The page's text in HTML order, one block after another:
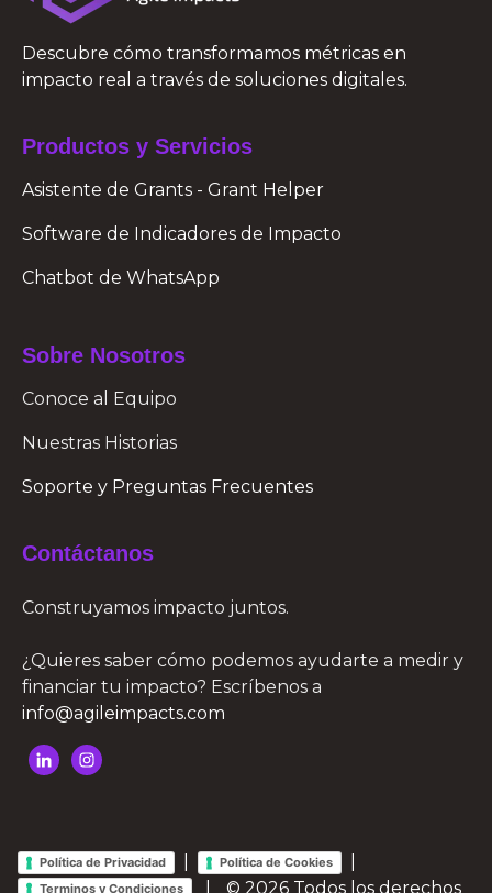
Descubre cómo transformamos métricas en
impacto real a través de soluciones digitales.
Productos y Servicios
Asistente de Grants - Grant Helper
Software de Indicadores de Impacto
Chatbot de WhatsApp
Sobre Nosotros
Conoce al Equipo
Nuestras Historias
Soporte y Preguntas Frecuentes
Contáctanos
Construyamos impacto juntos.
¿Quieres saber cómo podemos ayudarte a medir y
financiar tu impacto? Escríbenos a
info@agileimpacts.com
Política de Privacidad Política de Cookies
Terminos y Condiciones © 2026 Todos los derechos